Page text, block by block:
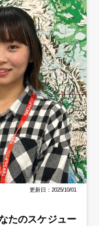
更新日：2025/10/01
たのスケジュー